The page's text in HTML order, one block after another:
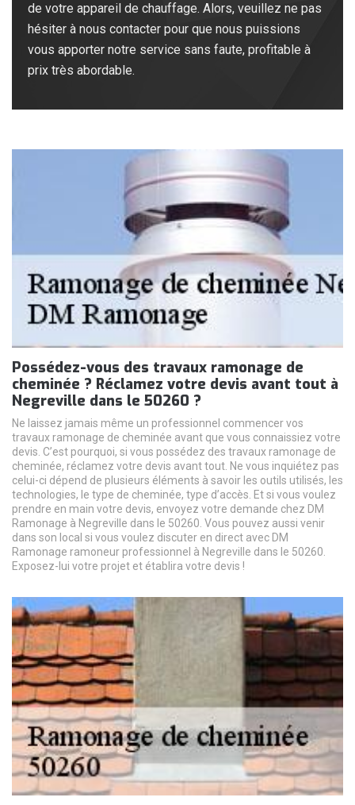
de votre appareil de chauffage. Alors, veuillez ne pas
hésiter à nous contacter pour que nous puissions
vous apporter notre service sans faute, profitable à
prix très abordable.
Possédez-vous des travaux ramonage de
cheminée ? Réclamez votre devis avant tout à
Negreville dans le 50260 ?
Ne laissez jamais même un professionnel commencer vos
travaux ramonage de cheminée avant que vous connaissiez votre
devis. C’est pourquoi, si vous possédez des travaux ramonage de
cheminée, réclamez votre devis avant tout. Ne vous inquiétez pas
celui-ci dépend de plusieurs éléments à savoir les outils utilisés, les
technologies, le type de cheminée, type d’accès. Et si vous voulez
prendre en main votre devis, envoyez votre demande chez DM
Ramonage à Negreville dans le 50260. Vous pouvez aussi venir
dans son local si vous voulez discuter en direct avec DM
Ramonage ramoneur professionnel à Negreville dans le 50260.
Exposez-lui votre projet et établira votre devis !